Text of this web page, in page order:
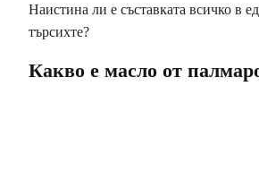
Наистина ли е съставката всичко в
търсихте?
Какво е масло от